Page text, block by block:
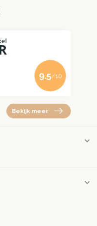
9.5/10
Bekijk meer